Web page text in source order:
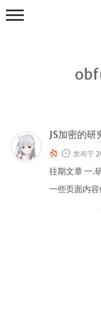
JS加密的研
发布于
往期文章 一.
一些页面内
JSVMP一键
加密
首页
JSVMP是什